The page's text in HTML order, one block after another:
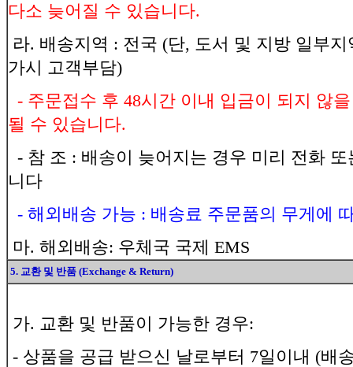
다소 늦어질 수 있습니다.
라. 배송지역 : 전국 (단, 도서 및 지방 일부
가시 고객부담)
- 주문접수 후 48시간 이내 입금이 되지 않
될 수 있습니다.
- 참 조 : 배송이 늦어지는 경우 미리 전화
니다
- 해외배송 가능 : 배송료 주문품의 무게에
마. 해외배송: 우체국 국제 EMS
5. 교환 및 반품 (Exchange & Return)
가. 교환 및 반품이 가능한 경우:
- 상품을 공급 받으신 날로부터 7일이내 (배